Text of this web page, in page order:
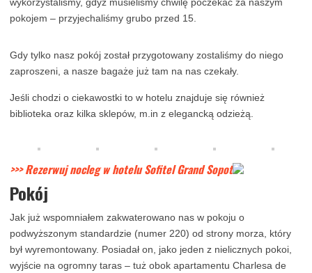
pokojem – przyjechaliśmy grubo przed 15.
Gdy tylko nasz pokój został przygotowany zostaliśmy do niego
zaproszeni, a nasze bagaże już tam na nas czekały.
Jeśli chodzi o ciekawostki to w hotelu znajduje się również
biblioteka oraz kilka sklepów, m.in z elegancką odzieżą.
>>> Rezerwuj nocleg w hotelu Sofitel Grand Sopot
Pokój
Jak już wspomniałem zakwaterowano nas w pokoju o
podwyższonym standardzie (numer 220) od strony morza, który
był wyremontowany. Posiadał on, jako jeden z nielicznych pokoi,
wyjście na ogromny taras – tuż obok apartamentu Charlesa de